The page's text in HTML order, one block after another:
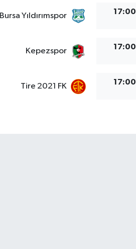
Bursa Yıldırımspor
17:00
Kepezspor
17:00
Tire 2021 FK
17:00